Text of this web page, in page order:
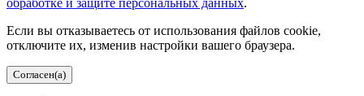
обработке и защите персональных данных.
Если вы отказываетесь от использования файлов cookie,
отключите их, изменив настройки вашего браузера.
Согласен(а)